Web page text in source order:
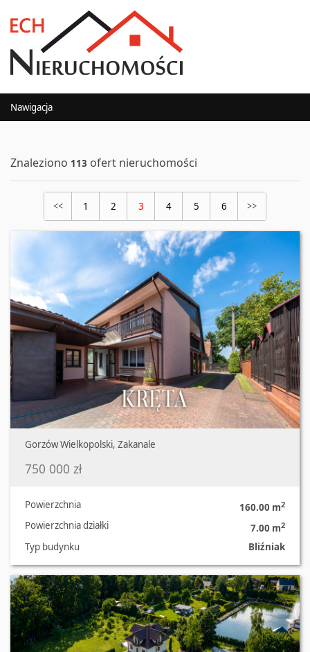
Nawigacja
Znaleziono 113 ofert nieruchomości
<< 1 2 3 4 5 6 >>
Oferta nr 490/2181/ODS
Gorzów Wielkopolski, Zakanale
750 000 zł
Powierzchnia 160.00 m2
Powierzchnia działki 7.00 m2
Typ budynku
Bliźniak